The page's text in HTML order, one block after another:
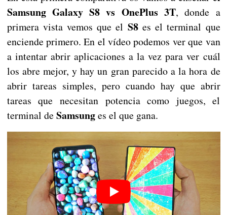
Samsung Galaxy S8 vs OnePlus 3T, donde a
primera vista vemos que el S8es el terminal que
enciende primero. En el vídeo podemos ver que van
a intentar abrir aplicaciones a la vez para ver cuál
los abre mejor, y hay un gran parecido a la hora de
abrir tareas simples, pero cuando hay que abrir
tareas que necesitan potencia como juegos, el
terminal de Samsunges el que gana.